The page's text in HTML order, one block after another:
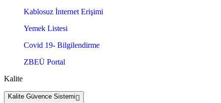
Kablosuz İnternet Erişimi
Yemek Listesi
Covid 19- Bilgilendirme
ZBEÜ Portal
Kalite
Kalite Güvence Sistemi